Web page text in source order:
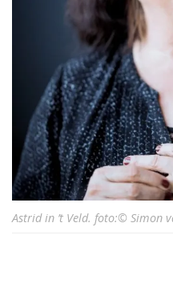
Astrid in ’t Veld. foto:© Simon